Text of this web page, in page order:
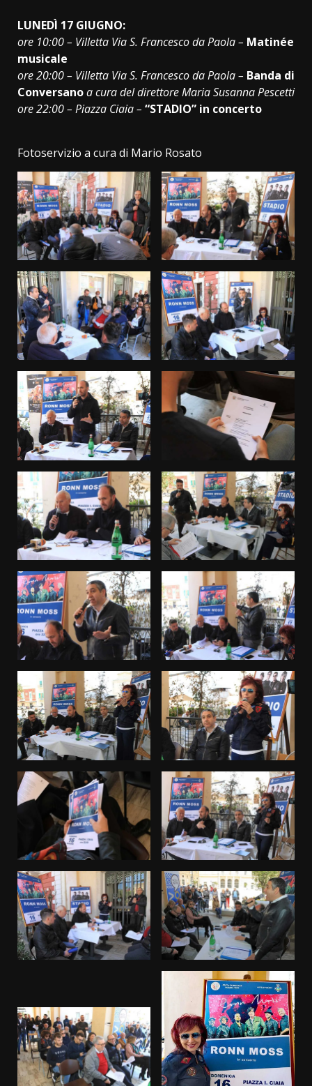
LUNEDÌ 17 GIUGNO:
ore 10:00 – Villetta Via S. Francesco da Paola – Matinée
musicale
ore 20:00 – Villetta Via S. Francesco da Paola – Banda di
Conversanoa cura del direttore Maria Susanna Pescetti
ore 22:00 – Piazza Ciaia – “STADIO” in concerto
Fotoservizio a cura di Mario Rosato